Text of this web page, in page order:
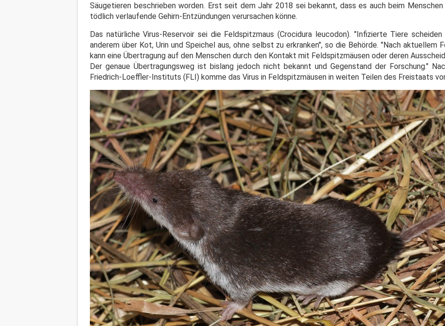
Säugetieren beschrieben worden. Erst seit dem Jahr 2018 sei bekannt, dass es auch beim
tödlich verlaufende Gehirn-Entzündungen verursachen könne.
Das natürliche Virus-Reservoir sei die Feldspitzmaus (Crocidura leucodon). "Infizierte Tiere
anderem über Kot, Urin und Speichel aus, ohne selbst zu erkranken", so die Behörde. "Nach aktuellem
kann eine Übertragung auf den Menschen durch den Kontakt mit Feldspitzmäusen oder deren
Der genaue Übertragungsweg ist bislang jedoch nicht bekannt und Gegenstand der Forschung."
Friedrich-Loeffler-Instituts (FLI) komme das Virus in Feldspitzmäusen in weiten Teilen des Freistaats